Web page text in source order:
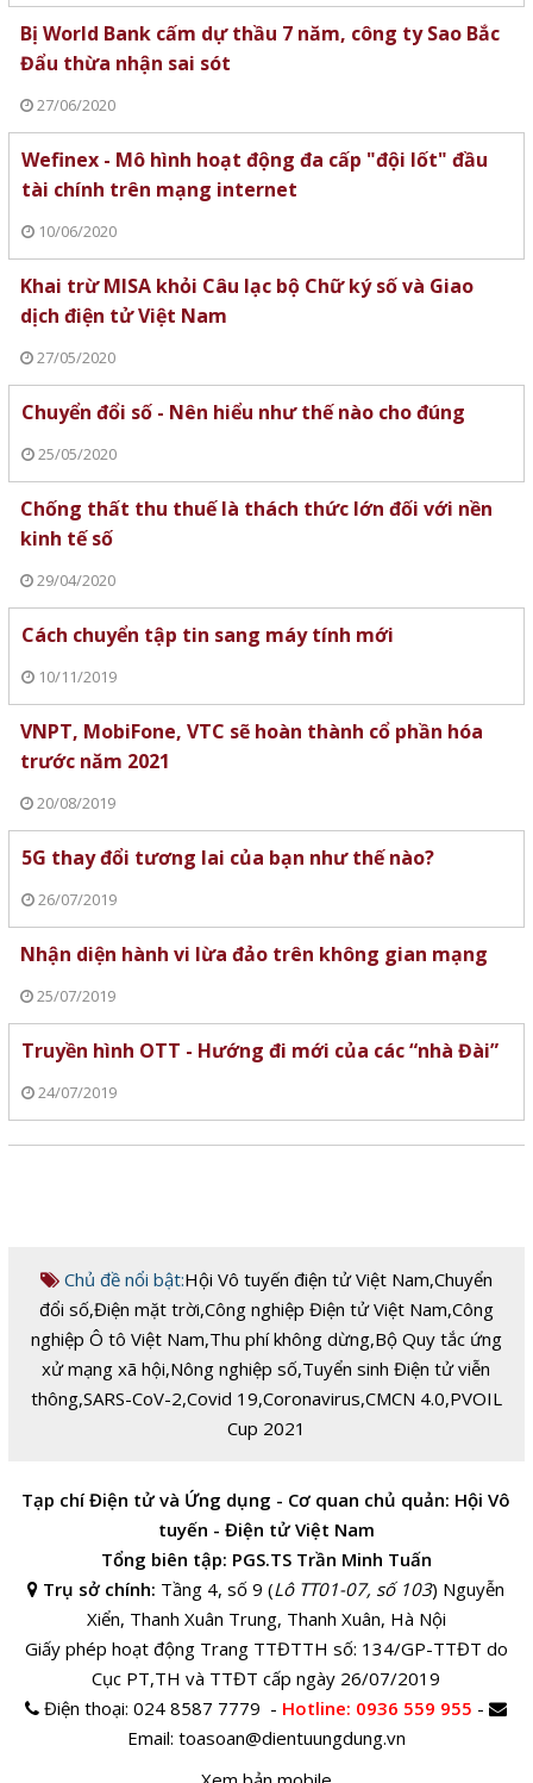
Bị World Bank cấm dự thầu 7 năm, công ty Sao Bắc
Đẩu thừa nhận sai sót
27/06/2020
Wefinex - Mô hình hoạt động đa cấp "đội lốt" đầu
tài chính trên mạng internet
10/06/2020
Khai trừ MISA khỏi Câu lạc bộ Chữ ký số và Giao
dịch điện tử Việt Nam
27/05/2020
Chuyển đổi số - Nên hiểu như thế nào cho đúng
25/05/2020
Chống thất thu thuế là thách thức lớn đối với nền
kinh tế số
29/04/2020
Cách chuyển tập tin sang máy tính mới
10/11/2019
VNPT, MobiFone, VTC sẽ hoàn thành cổ phần hóa
trước năm 2021
20/08/2019
5G thay đổi tương lai của bạn như thế nào?
26/07/2019
Nhận diện hành vi lừa đảo trên không gian mạng
25/07/2019
Truyền hình OTT - Hướng đi mới của các “nhà Đài”
24/07/2019
Chủ đề nổi bật:Hội Vô tuyến điện tử Việt Nam,Chuyển
đổi số,Điện mặt trời,Công nghiệp Điện tử Việt Nam,Công
nghiệp Ô tô Việt Nam,Thu phí không dừng,Bộ Quy tắc ứng
xử mạng xã hội,Nông nghiệp số,Tuyển sinh Điện tử viễn
thông,SARS-CoV-2,Covid 19,Coronavirus,CMCN 4.0,PVOIL
Cup 2021
Tạp chí Điện tử và Ứng dụng - Cơ quan chủ quản: Hội Vô
tuyến - Điện tử Việt Nam
Tổng biên tập: PGS.TS Trần Minh Tuấn
Trụ sở chính: Tầng 4, số 9 (Lô TT01-07, số 103) Nguyễn
Xiển, Thanh Xuân Trung, Thanh Xuân, Hà Nội
Giấy phép hoạt động Trang TTĐTTH số: 134/GP-TTĐT do
Cục PT,TH và TTĐT cấp ngày 26/07/2019
Điện thoại:024 8587 7779 - Hotline: 0936 559 955 -
Email: toasoan@dientuungdung.vn